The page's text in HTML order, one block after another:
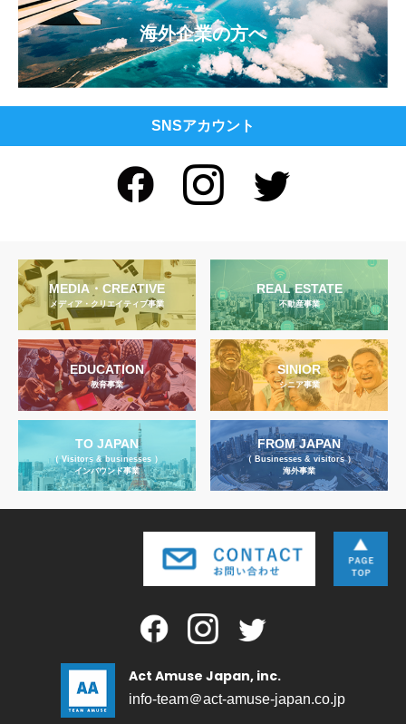
海外企業の方へ
SNSアカウント
MEDIA・CREATIVE
メディア・クリエイティブ事業
REAL ESTATE
不動産事業
EDUCATION
教育事業
SINIOR
シニア事業
TO JAPAN
（ Visitors & businesses ）
インバウンド事業
FROM JAPAN
（ Businesses & visitors ）
海外事業
Act Amuse Japan, inc.
info-team＠act-amuse-japan.co.jp